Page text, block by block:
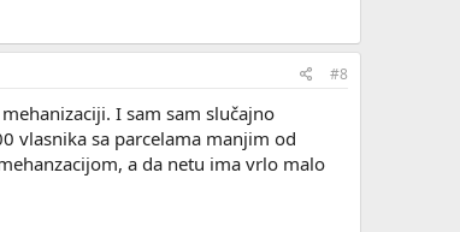
#8
I sam sam slučajno
vlasnika sa parcelama manjim od
a da netu ima vrlo malo